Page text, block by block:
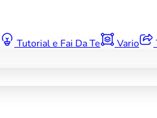
Tutorial e Fai Da Te Vario